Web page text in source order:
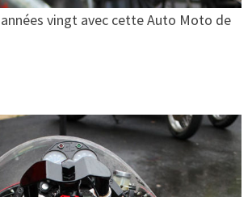
vingt avec cette Auto Moto de